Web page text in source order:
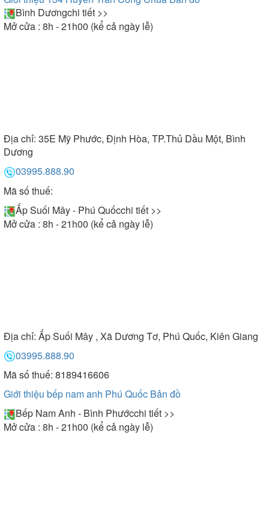
Bình Dươngchi tiết >>
Mở cửa : 8h - 21h00 (kể cả ngày lễ)
Địa chỉ: 35E Mỹ Phước, Định Hòa, TP.Thủ Dầu Một, Bình
Dương
03995.888.90
Mã số thuế:
Ấp Suối Mây - Phú Quốcchi tiết >>
Mở cửa : 8h - 21h00 (kể cả ngày lễ)
Địa chỉ: Ấp Suối Mây , Xã Dương Tơ, Phú Quốc, Kiên Giang
03995.888.90
Mã số thuế: 8189416606
Giới thiệu bếp nam anh Phú Quốc Bản đồ
Bếp Nam Anh - Bình Phướcchi tiết >>
Mở cửa : 8h - 21h00 (kể cả ngày lễ)